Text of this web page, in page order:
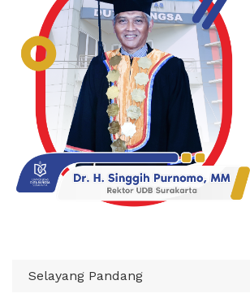
Selayang Pandang